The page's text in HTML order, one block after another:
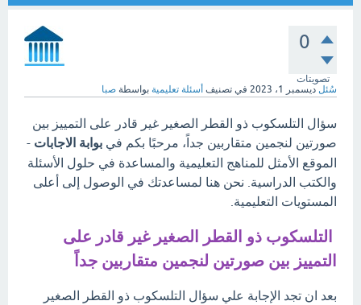
0
تصويتات
سُئل ديسمبر 1، 2023 في تصنيف أسئلة تعليمية بواسطة صبا
سؤال التلسكوب ذو القطر الصغير غير قادر على التمييز بين
صورتين لنجمين متقاربين جداً، مرحبًا بكم في بوابة الاجابات -
الموقع الأمثل للمناهج التعليمية والمساعدة في حلول الأسئلة
والكتب الدراسية. نحن هنا لمساعدتك في الوصول إلى أعلى
المستويات التعليمية.
التلسكوب ذو القطر الصغير غير قادر على
التمييز بين صورتين لنجمين متقاربين جداً
بعد ان تجد الإجابة علي سؤال التلسكوب ذو القطر الصغير